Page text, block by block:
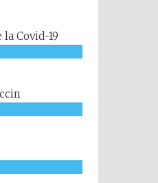
Covid-19